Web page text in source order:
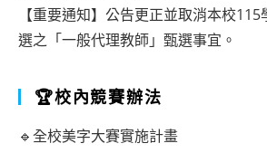
【重要通知】公告更正並取消本校
選之「一般代理教師」甄選事宜。
🏆校內競賽辦法
🔹全校美字大賽實施計畫